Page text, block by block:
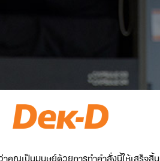
าคุณเป็นมนุษย์ด้วยการทำคำสั่งนี้ให้เสร็จสิ้น